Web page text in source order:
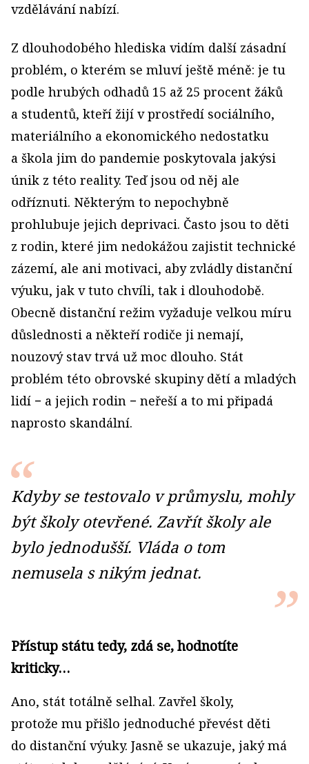
vzdělávání nabízí.
Z dlouhodobého hlediska vidím další zásadní
problém, o kterém se mluví ještě méně: je tu
podle hrubých odhadů 15 až 25 procent žáků
a studentů, kteří žijí v prostředí sociálního,
materiálního a ekonomického nedostatku
a škola jim do pandemie poskytovala jakýsi
únik z této reality. Teď jsou od něj ale
odříznuti. Některým to nepochybně
prohlubuje jejich deprivaci. Často jsou to děti
z rodin, které jim nedokážou zajistit technické
zázemí, ale ani motivaci, aby zvládly distanční
výuku, jak v tuto chvíli, tak i dlouhodobě.
Obecně distanční režim vyžaduje velkou míru
důslednosti a někteří rodiče ji nemají,
nouzový stav trvá už moc dlouho. Stát
problém této obrovské skupiny dětí a mladých
lidí − a jejich rodin − neřeší a to mi připadá
naprosto skandální.
Kdyby se testovalo v průmyslu, mohly
být školy otevřené. Zavřít školy ale
bylo jednodušší. Vláda o tom
nemusela s nikým jednat.
Přístup státu tedy, zdá se, hodnotíte
kriticky…
Ano, stát totálně selhal. Zavřel školy,
protože mu přišlo jednoduché převést děti
do distanční výuky. Jasně se ukazuje, jaký má